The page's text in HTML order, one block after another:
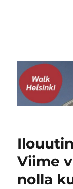
Viime
nolla